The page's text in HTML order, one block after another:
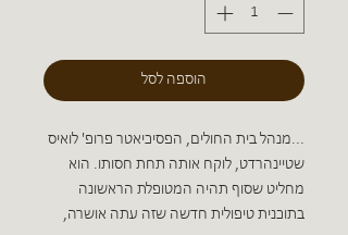
הוספה לסל
...מנהל בית החולים, הפסיכיאטר פרופ' לואיס
שטיינהרדט, לוקח אותה תחת חסותו. הוא
מחליט שסוף תהיה המטופלת הראשונה
בתוכנית טיפולית חדשה שזה עתה אושרה,